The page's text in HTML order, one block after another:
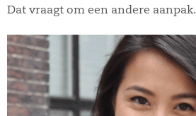
Dat vraagt om een andere aanpak.